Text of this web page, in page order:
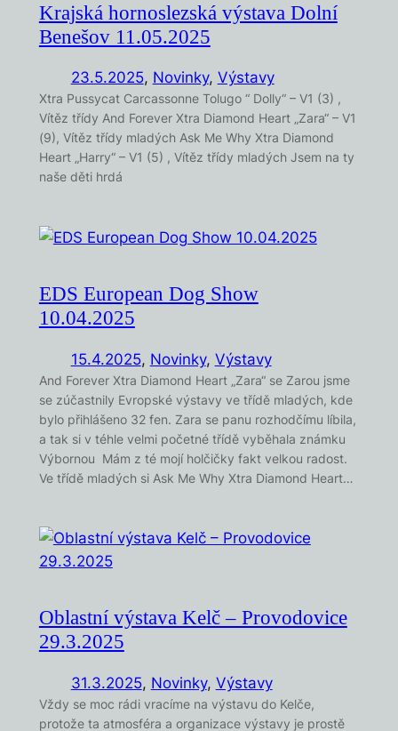
Krajská hornoslezská výstava Dolní
Benešov 11.05.2025
23.5.2025, Novinky, Výstavy
Xtra Pussycat Carcassonne Tolugo “ Dolly“ – V1 (3) ,
Vítěz třídy And Forever Xtra Diamond Heart „Zara“ – V1
(9), Vítěz třídy mladých Ask Me Why Xtra Diamond
Heart „Harry“ – V1 (5) , Vítěz třídy mladých Jsem na ty
naše děti hrdá
EDS European Dog Show
10.04.2025
15.4.2025, Novinky, Výstavy
And Forever Xtra Diamond Heart „Zara“ se Zarou jsme
se zúčastnily Evropské výstavy ve třídě mladých, kde
bylo přihlášeno 32 fen. Zara se panu rozhodčímu líbila,
a tak si v téhle velmi početné třídě vyběhala známku
Výbornou Mám z té mojí holčičky fakt velkou radost.
Ve třídě mladých si Ask Me Why Xtra Diamond Heart…
Oblastní výstava Kelč – Provodovice
29.3.2025
31.3.2025, Novinky, Výstavy
Vždy se moc rádi vracíme na výstavu do Kelče,
protože ta atmosféra a organizace výstavy je prostě